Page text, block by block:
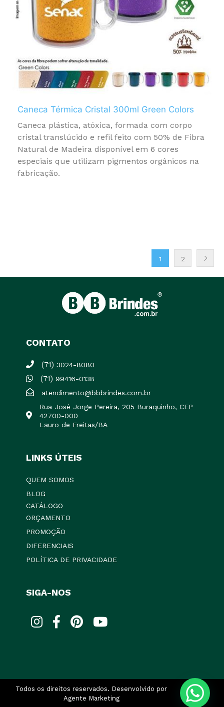
Caneca Térmica Cristal 300ml Green Colors
Caneca plástica, atóxica, formada com corpo
cristal translúcido e refil feito com 50% de Fibra
Natural de Madeira disponível em 6 cores
especiais que utilizam pigmentos orgânicos na
fabricação.
1 2
CONTATO
(71) 3024-8080
(71) 99416-0138
atendimento@bbbrindes.com.br
Rua José Jorge Pereira, 205 Buraquinho, CEP
42700-000
Lauro de Freitas/BA
LINKS ÚTEIS
QUEM SOMOS
BLOG
CATÁLOGO
ORÇAMENTO
PROMOÇÃO
DIFERENCIAIS
POLÍTICA DE PRIVACIDADE
SIGA-NOS
Todos os direitos reservados. Desenvolvido por
Agente Marketing